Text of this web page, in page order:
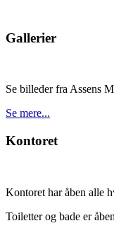
Gallerier
Se billeder fra Assens
Se mere...
Kontoret
Kontoret har åben alle
Toiletter og bade er